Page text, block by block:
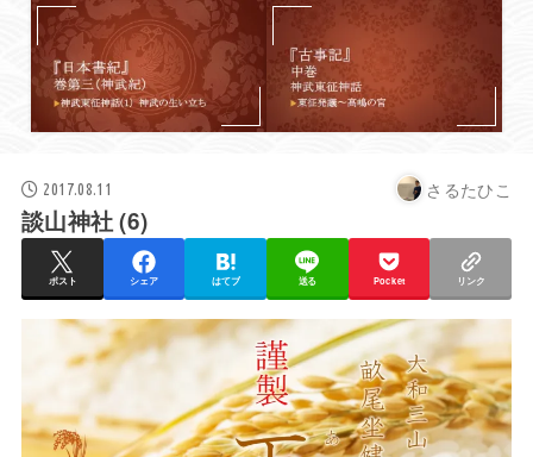
2017.08.11 さるたひこ
談山神社 (6)
ポスト シェア はてブ 送る Pocket リンク